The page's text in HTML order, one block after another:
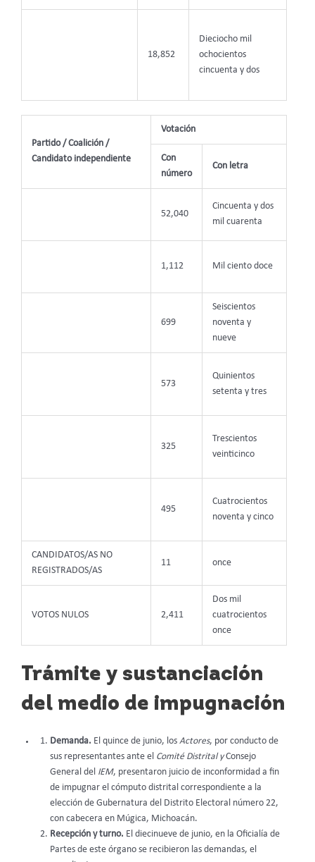
18,852
Dieciocho mil
ochocientos
cincuenta y dos
Partido / Coalición /
Candidato independiente
Votación
Con
número
Con letra
52,040
Cincuenta y dos
mil cuarenta
1,112 Mil ciento doce
699
Seiscientos
noventa y
nueve
573
Quinientos
setenta y tres
325
Trescientos
veinticinco
495
Cuatrocientos
noventa y cinco
CANDIDATOS/AS NO
REGISTRADOS/AS
11 once
VOTOS NULOS 2,411
Dos mil
cuatrocientos
once
Trámite y sustanciación
del medio de impugnación
Demanda. El quince de junio, los Actores, por conducto de
sus representantes ante el Comité Distrital yConsejo
General del IEM, presentaron juicio de inconformidad a fin
de impugnar el cómputo distrital correspondiente a la
elección de Gubernatura del Distrito Electoral número 22,
con cabecera en Múgica, Michoacán.
Recepción y turno. El diecinueve de junio, en la Oficialía de
Partes de este órgano se recibieron las demandas, el